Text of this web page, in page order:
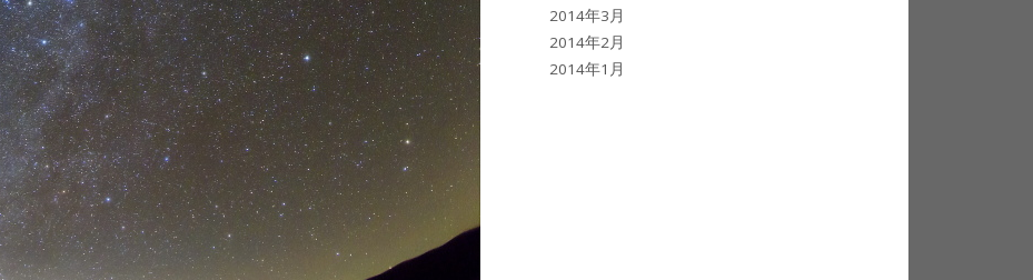
2014年3月
2014年2月
2014年1月